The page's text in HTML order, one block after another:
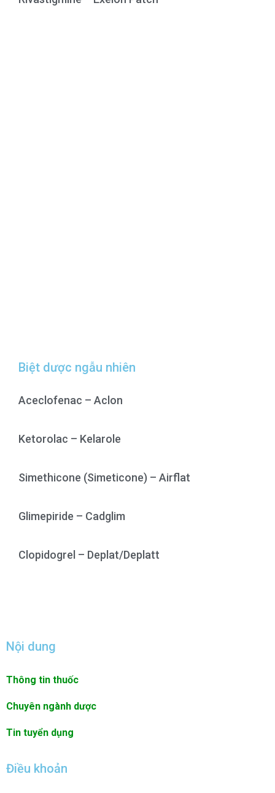
Biệt dược ngẫu nhiên
Aceclofenac – Aclon
Ketorolac – Kelarole
Simethicone (Simeticone) – Airflat
Glimepiride – Cadglim
Clopidogrel – Deplat/Deplatt
Nội dung
Thông tin thuốc
Chuyên ngành dược
Tin tuyển dụng
Điều khoản